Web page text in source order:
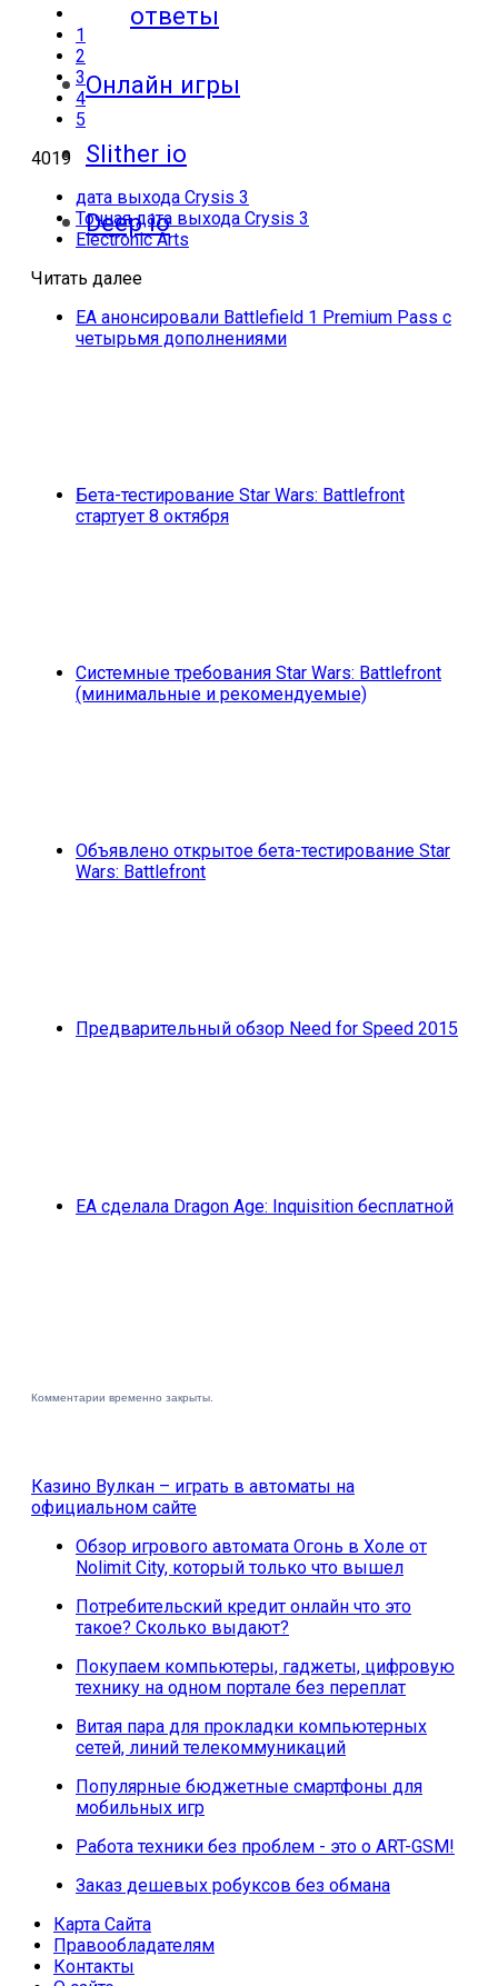
ответы
Онлайн игры
Slither io
Deep io
1
2
3
4
5
4019
дата выхода Crysis 3
Точная дата выхода Crysis 3
Electronic Arts
Читать далее
EA анонсировали Battlefield 1 Premium Pass с
четырьмя дополнениями
Бета-тестирование Star Wars: Battlefront
стартует 8 октября
Системные требования Star Wars: Battlefront
(минимальные и рекомендуемые)
Объявлено открытое бета-тестирование Star
Wars: Battlefront
Предварительный обзор Need for Speed 2015
EA сделала Dragon Age: Inquisition бесплатной
Комментарии временно закрыты.
Казино Вулкан – играть в автоматы на
официальном сайте
Обзор игрового автомата Огонь в Холе от
Nolimit City, который только что вышел
Потребительский кредит онлайн что это
такое? Сколько выдают?
Покупаем компьютеры, гаджеты, цифровую
технику на одном портале без переплат
Витая пара для прокладки компьютерных
сетей, линий телекоммуникаций
Популярные бюджетные смартфоны для
мобильных игр
Работа техники без проблем - это о ART-GSM!
Заказ дешевых робуксов без обмана
Карта Сайта
Правообладателям
Контакты